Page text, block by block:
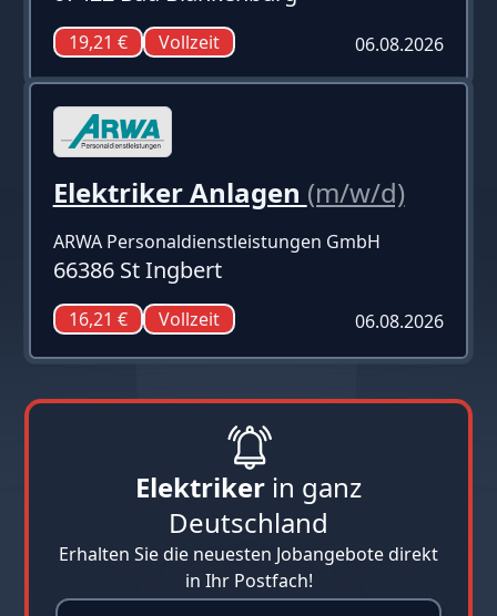
19,21 € Vollzeit 06.08.2026
Elektriker Anlagen (m/w/d)
ARWA Personaldienstleistungen GmbH
66386 St Ingbert
16,21 € Vollzeit 06.08.2026
Elektriker in ganz
Deutschland
Erhalten Sie die neuesten Jobangebote direkt
in Ihr Postfach!